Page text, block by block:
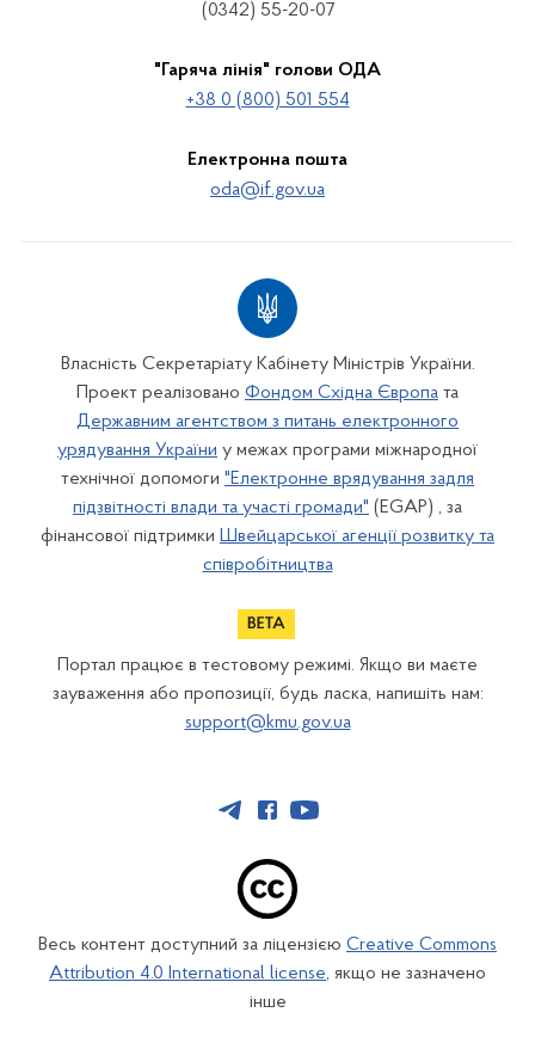
(0342) 55-20-07
"Гаряча лінія" голови ОДА
+38 0 (800) 501 554
Електронна пошта
oda@if.gov.ua
Власність Секретаріату Кабінету Міністрів України.
Проект реалізовано Фондом Східна Європа та
Державним агентством з питань електронного
урядування України у межах програми міжнародної
технічної допомоги "Електронне врядування задля
підзвітності влади та участі громади" (EGAP) , за
фінансової підтримки Швейцарської агенції розвитку та
співробітництва
Портал працює в тестовому режимі. Якщо ви маєте
зауваження або пропозиції, будь ласка, напишіть нам:
support@kmu.gov.ua
Весь контент доступний за ліцензією Creative Commons
Attribution 4.0 International license, якщо не зазначено
інше